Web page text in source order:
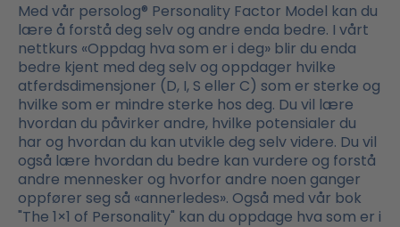
Med vår persolog® Personality Factor Model kan du
lære å forstå deg selv og andre enda bedre. I vårt
nettkurs «Oppdag hva som er i deg» blir du enda
bedre kjent med deg selv og oppdager hvilke
atferdsdimensjoner (D, I, S eller C) som er sterke og
hvilke som er mindre sterke hos deg. Du vil lære
hvordan du påvirker andre, hvilke potensialer du
har og hvordan du kan utvikle deg selv videre. Du vil
også lære hvordan du bedre kan vurdere og forstå
andre mennesker og hvorfor andre noen ganger
oppfører seg så «annerledes». Også med vår bok
"The 1×1 of Personality" kan du oppdage hva som er i